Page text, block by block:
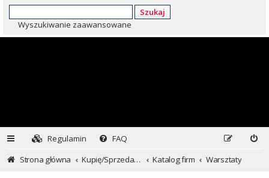
Szukaj
Wyszukiwanie zaawansowane
Regulamin
FAQ
Strona główna
Kupię/Sprzedam Subaru i nie tylko... Katalog firm Warsztaty